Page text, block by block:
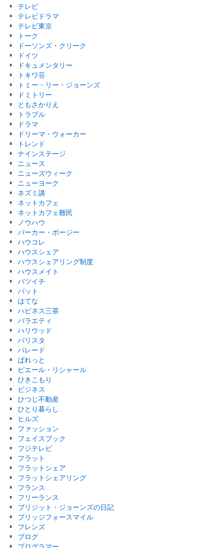
テレビ
テレビドラマ
テレビ東京
トーク
ドーソンズ・クリーク
ドイツ
ドキュメンタリー
トキワ荘
トミー・リー・ジョーンズ
ドミトリー
ともさかりえ
トラブル
ドラマ
ドリーマ・ウォーカー
トレンド
ナインステージ
ニュース
ニューズウィーク
ニューヨーク
ネズミ講
ネットカフェ
ネットカフェ難民
ノウハウ
パーカー・ポージー
ハウコレ
ハウスシェア
ハウスシェアリング制度
ハウスメイト
バツイチ
バット
はてな
ハピネス三茶
バラエティ
ハリウッド
バリスタ
パレード
ぱれっと
ピエール・リシャール
ひきこもり
ビジネス
ひつじ不動産
ひとり暮らし
ヒルズ
ファッション
フェイスブック
フジテレビ
フラット
フラットシェア
フラットシェアリング
フランス
フリーランス
ブリジット・ジョーンズの日記
ブリッジフォースマイル
フレンズ
ブログ